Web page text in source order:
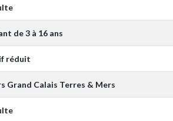
de 3 à 16 ans
réduit
Grand Calais Terres & Mers